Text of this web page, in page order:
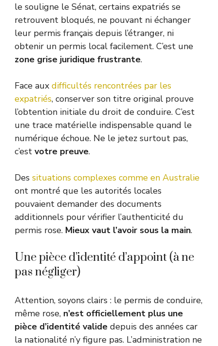
le souligne le Sénat, certains expatriés se
retrouvent bloqués, ne pouvant ni échanger
leur permis français depuis l’étranger, ni
obtenir un permis local facilement. C’est une
zone grise juridique frustrante.
Face aux difficultés rencontrées par les
expatriés, conserver son titre original prouve
l’obtention initiale du droit de conduire. C’est
une trace matérielle indispensable quand le
numérique échoue. Ne le jetez surtout pas,
c’est votre preuve.
Des situations complexes comme en Australie
ont montré que les autorités locales
pouvaient demander des documents
additionnels pour vérifier l’authenticité du
permis rose. Mieux vaut l’avoir sous la main.
Une pièce d’identité d’appoint (à ne
pas négliger)
Attention, soyons clairs : le permis de conduire,
même rose, n’est officiellement plus une
pièce d’identité valide depuis des années car
la nationalité n’y figure pas. L’administration ne